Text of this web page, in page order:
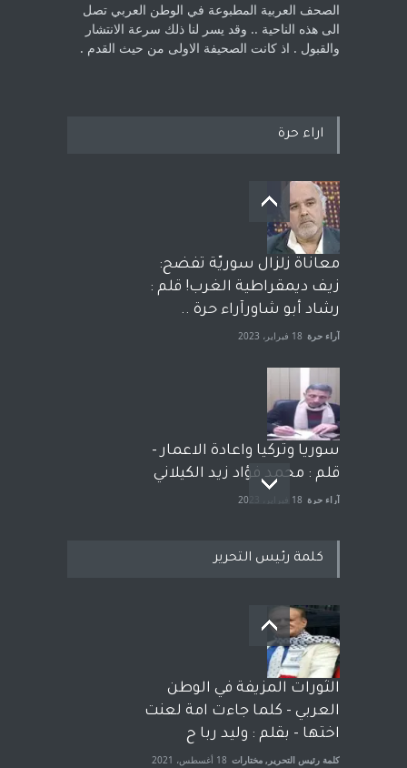
الصحف العربية المطبوعة في الوطن ‏العربي تصل
الى هذه الناحية .. وقد يسر لنا ذلك سرعة الانتشار
والقبول . اذ كانت ‏الصحيفة الاولى من حيث القدم . ‏
اراء حرة
معاناة زلزال سوريّة تفضح:
زيف ديمقراطية الغرب! قلم :
رشاد أبو شاورآراء حرة ..
آراء حرة 18 فبراير، 2023
سوريا وتركيا واعادة الاعمار -
قلم : محمد فؤاد زيد الكيلاني
آراء حرة 18 فبراير، 2023
بعد معارك قضائية طاحنة كتب
وترافع فيها بنفسه مرة اخرى..
الشيخ طارق يوسف يقهر
الحكومة الأمريكية ، فأعطوه
الجنسية عن يد وهم صاغرون،
آراء حرة مختارات 7 أبريل، 2023
كلمة رئيس التحرير
الثورات المزيفة في الوطن
العربي - كلما جاءت امة لعنت
اختها - بقلم : وليد ربا ح
كلمة رئيس التحرير , مختارات 18 أغسطس، 2021